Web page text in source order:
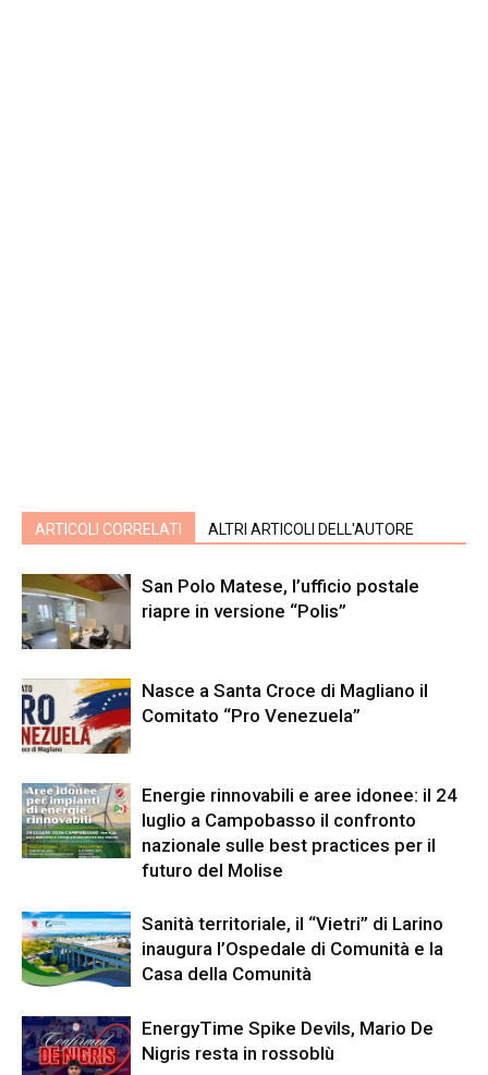
ARTICOLI CORRELATI ALTRI ARTICOLI DELL'AUTORE
San Polo Matese, l’ufficio postale
riapre in versione “Polis”
Nasce a Santa Croce di Magliano il
Comitato “Pro Venezuela”
Energie rinnovabili e aree idonee: il 24
luglio a Campobasso il confronto
nazionale sulle best practices per il
futuro del Molise
Sanità territoriale, il “Vietri” di Larino
inaugura l’Ospedale di Comunità e la
Casa della Comunità
EnergyTime Spike Devils, Mario De
Nigris resta in rossoblù